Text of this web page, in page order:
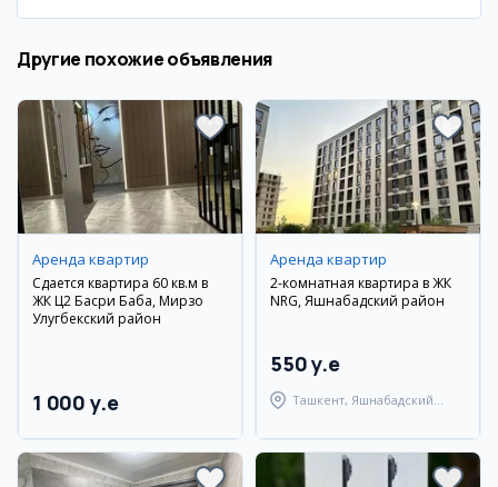
Другие похожие объявления
Аренда квартир
Сдается квартира 60 кв.м в
ЖК Ц2 Басри Баба, Мирзо
Улугбекский район
1 000 y.e
Аренда квартир
2-комнатная квартира в ЖК
NRG, Яшнабадский район
550 y.e
Ташкент, Яшнабадский